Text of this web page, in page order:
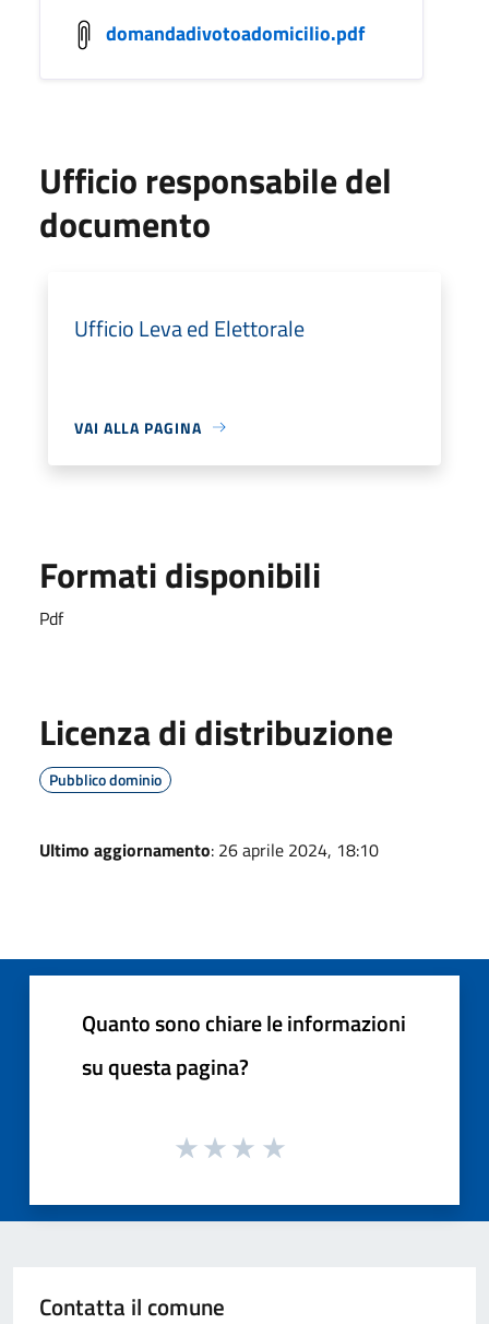
domandadivotoadomicilio.pdf
Ufficio responsabile del
documento
Ufficio Leva ed Elettorale
VAI ALLA PAGINA
Formati disponibili
Pdf
Licenza di distribuzione
Pubblico dominio
Ultimo aggiornamento: 26 aprile 2024, 18:10
Quanto sono chiare le informazioni
su questa pagina?
Contatta il comune